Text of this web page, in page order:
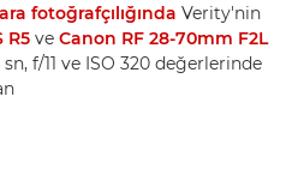
fotoğrafçılığında Verity'nin
R5 ve Canon RF 28-70mm F2L
f/11 ve ISO 320 değerlerinde